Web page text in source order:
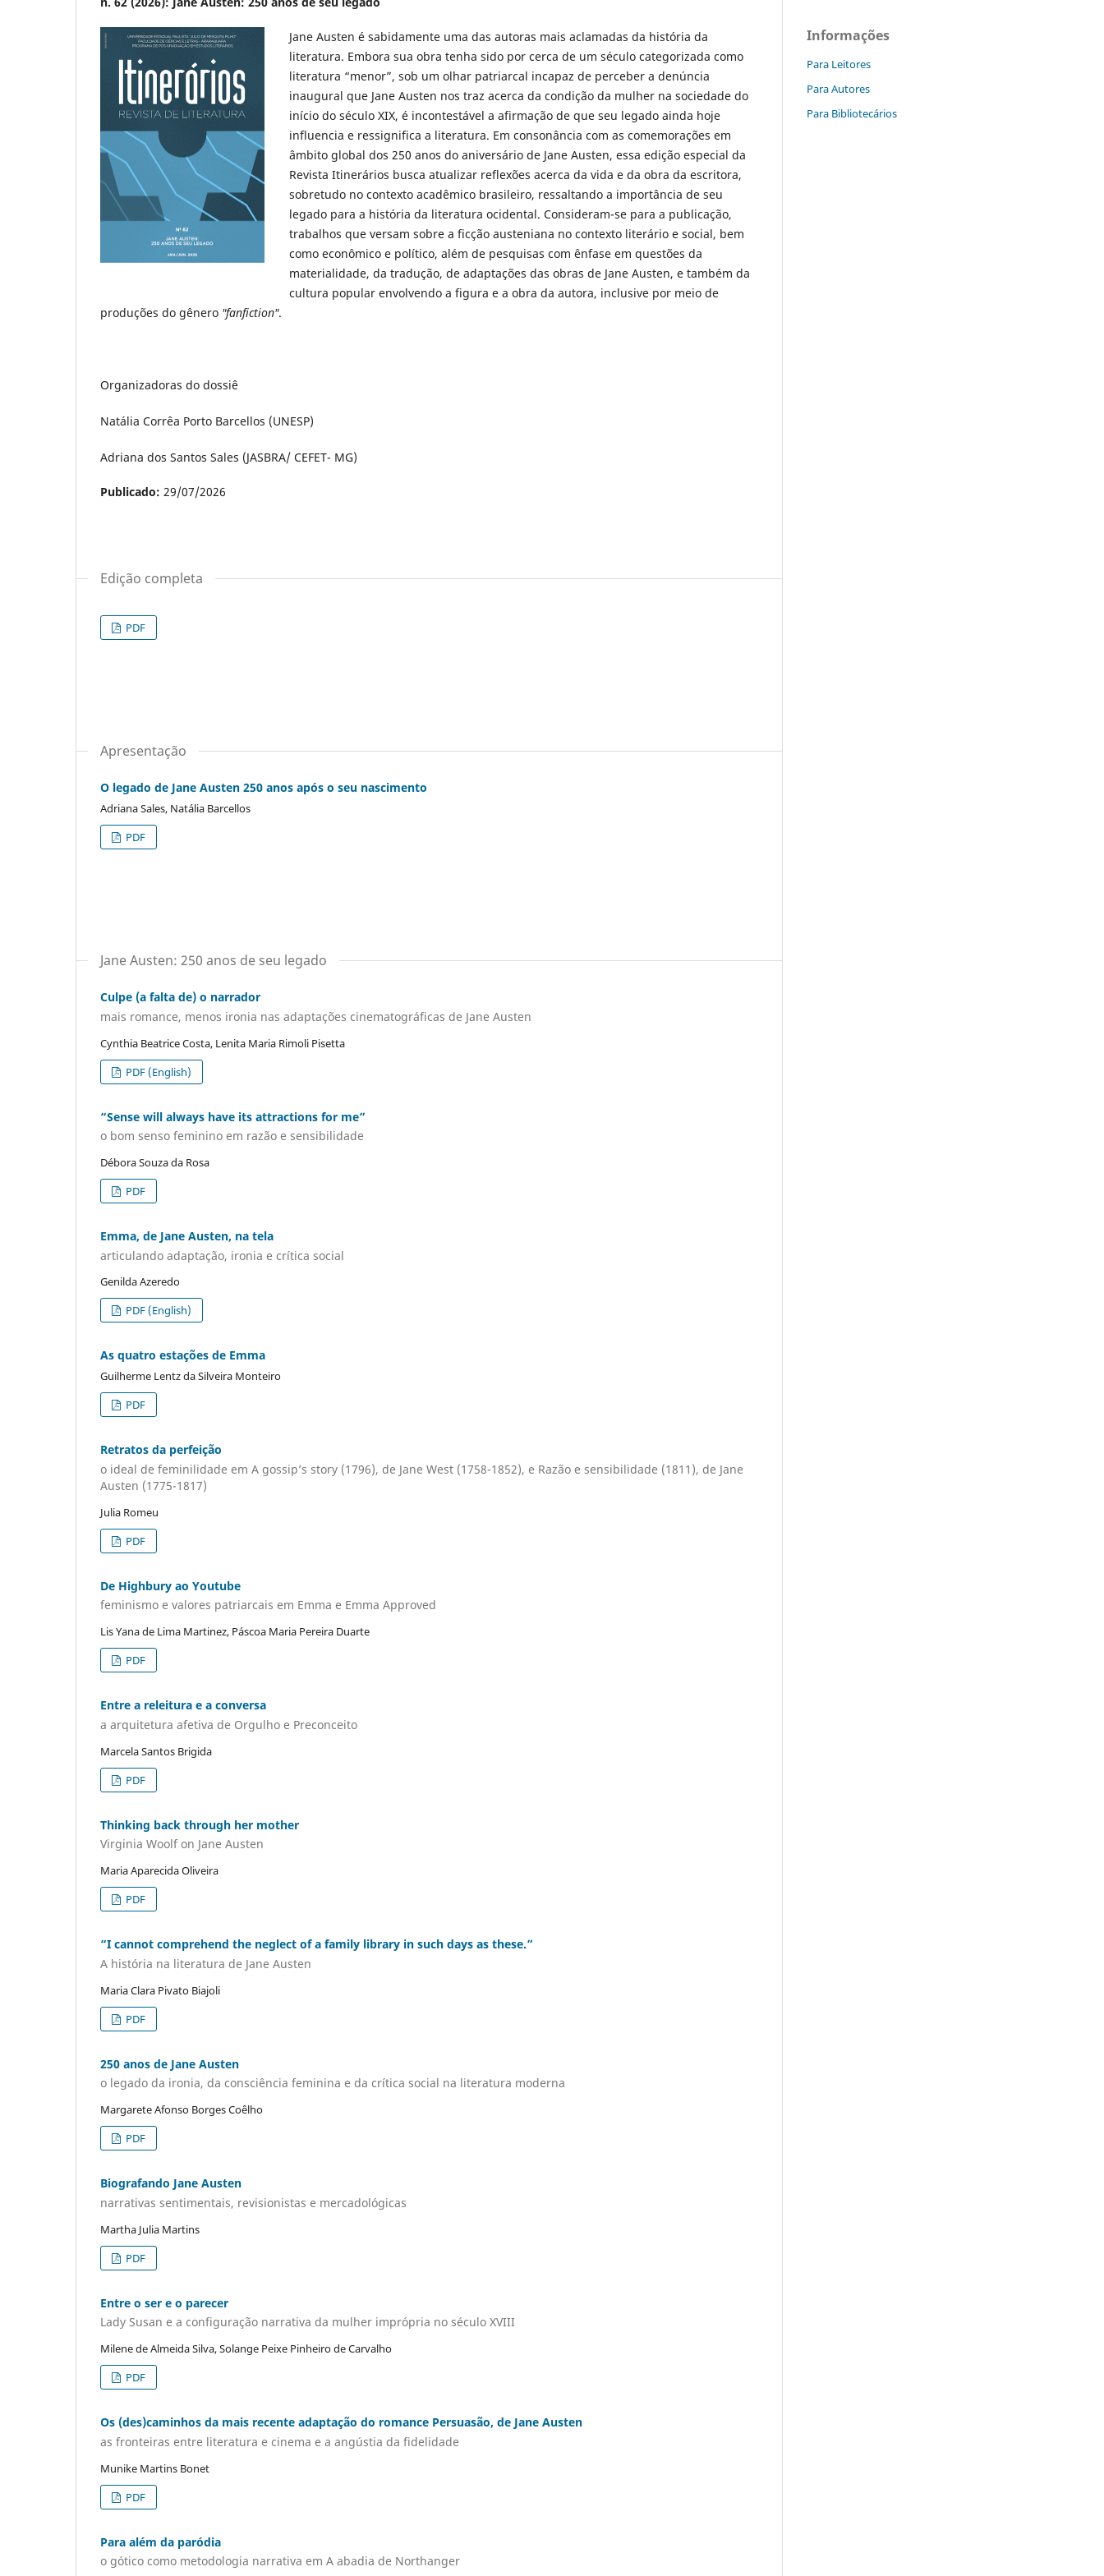
Jane Austen é sabidamente uma das autoras mais aclamadas da história da
literatura. Embora sua obra tenha sido por cerca de um século categorizada como
literatura “menor”, sob um olhar patriarcal incapaz de perceber a denúncia
inaugural que Jane Austen nos traz acerca da condição da mulher na sociedade do
início do século XIX, é incontestável a afirmação de que seu legado ainda hoje
influencia e ressignifica a literatura. Em consonância com as comemorações em
âmbito global dos 250 anos do aniversário de Jane Austen, essa edição especial da
Revista Itinerários busca atualizar reflexões acerca da vida e da obra da escritora,
sobretudo no contexto acadêmico brasileiro, ressaltando a importância de seu
legado para a história da literatura ocidental. Consideram-se para a publicação,
trabalhos que versam sobre a ficção austeniana no contexto literário e social, bem
como econômico e político, além de pesquisas com ênfase em questões da
materialidade, da tradução, de adaptações das obras de Jane Austen, e também da
cultura popular envolvendo a figura e a obra da autora, inclusive por meio de
produções do gênero "fanfiction".
Organizadoras do dossiê
Natália Corrêa Porto Barcellos (UNESP)
Adriana dos Santos Sales (JASBRA/ CEFET- MG)
Publicado: 29/07/2026
Edição completa
PDF
Apresentação
O legado de Jane Austen 250 anos após o seu nascimento
Adriana Sales, Natália Barcellos
PDF
Jane Austen: 250 anos de seu legado
Culpe (a falta de) o narrador
mais romance, menos ironia nas adaptações cinematográficas de Jane Austen
Cynthia Beatrice Costa, Lenita Maria Rimoli Pisetta
PDF (English)
“Sense will always have its attractions for me”
o bom senso feminino em razão e sensibilidade
Débora Souza da Rosa
PDF
Emma, de Jane Austen, na tela
articulando adaptação, ironia e crítica social
Genilda Azeredo
PDF (English)
As quatro estações de Emma
Guilherme Lentz da Silveira Monteiro
PDF
Retratos da perfeição
o ideal de feminilidade em A gossip’s story (1796), de Jane West (1758-1852), e Razão e sensibilidade (1811), de Jane
Austen (1775-1817)
Julia Romeu
PDF
De Highbury ao Youtube
feminismo e valores patriarcais em Emma e Emma Approved
Lis Yana de Lima Martinez, Páscoa Maria Pereira Duarte
PDF
Entre a releitura e a conversa
a arquitetura afetiva de Orgulho e Preconceito
Marcela Santos Brigida
PDF
Thinking back through her mother
Virginia Woolf on Jane Austen
Maria Aparecida Oliveira
PDF
“I cannot comprehend the neglect of a family library in such days as these.”
A história na literatura de Jane Austen
Maria Clara Pivato Biajoli
PDF
250 anos de Jane Austen
o legado da ironia, da consciência feminina e da crítica social na literatura moderna
Margarete Afonso Borges Coêlho
PDF
Biografando Jane Austen
narrativas sentimentais, revisionistas e mercadológicas
Martha Julia Martins
PDF
Entre o ser e o parecer
Lady Susan e a configuração narrativa da mulher imprópria no século XVIII
Milene de Almeida Silva, Solange Peixe Pinheiro de Carvalho
PDF
Os (des)caminhos da mais recente adaptação do romance Persuasão, de Jane Austen
as fronteiras entre literatura e cinema e a angústia da fidelidade
Munike Martins Bonet
PDF
Para além da paródia
o gótico como metodologia narrativa em A abadia de Northanger
Informações
Para Leitores
Para Autores
Para Bibliotecários